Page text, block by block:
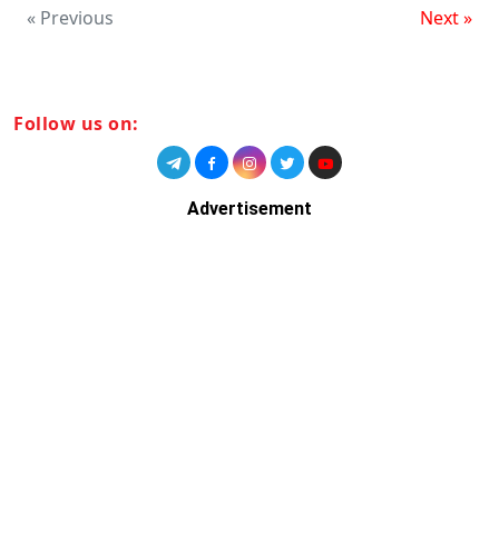
« Previous Next »
Follow us on:
Advertisement